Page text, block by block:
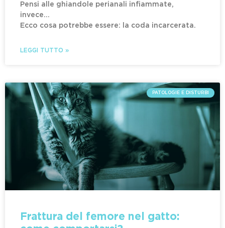
Pensi alle ghiandole perianali infiammate,
invece…
Ecco cosa potrebbe essere: la coda incarcerata.
LEGGI TUTTO »
PATOLOGIE E DISTURBI
Frattura del femore nel gatto: